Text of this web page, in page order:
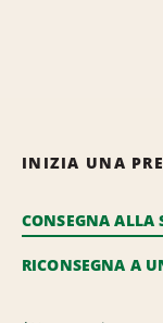
INIZIA UNA
CONSEGNA ALLA
RICONSEGNA A